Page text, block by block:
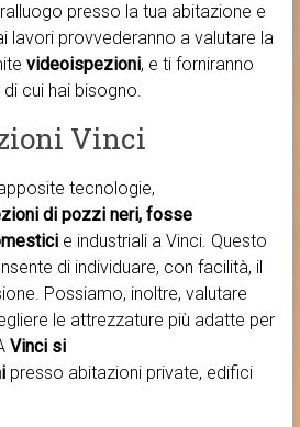
presso la tua abitazione e
lavori provvederanno a valutare la
videoispezioni, e ti forniranno
di cui hai bisogno.
Vinci
tecnologie,
di pozzi neri, fosse
e industriali a Vinci. Questo
di individuare, con facilità, il
Possiamo, inoltre, valutare
le attrezzature più adatte per
Vinci si
presso abitazioni private, edifici